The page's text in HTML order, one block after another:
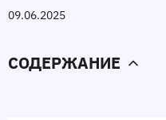
09.06.2025
СОДЕРЖАНИЕ